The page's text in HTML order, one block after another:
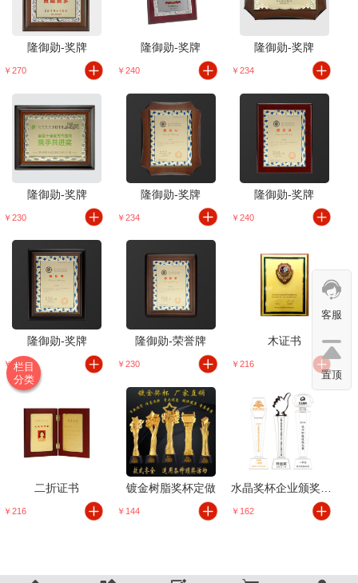
栏目
分类
隆御勋-奖牌
￥270
隆御勋-奖牌
￥240
隆御勋-奖牌
￥234
隆御勋-奖牌
￥230
隆御勋-奖牌
￥234
隆御勋-奖牌
￥240
隆御勋-奖牌
￥230
隆御勋-荣誉牌
￥230
木证书
￥216
二折证书
￥216
镀金树脂奖杯定做
￥144 ￥162
客服
置顶